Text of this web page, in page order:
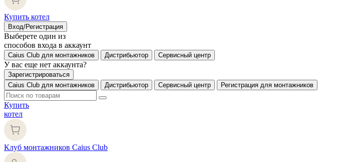
Купить котел
Вход/Регистрация
Выберете один из
способов входа в аккаунт
Caius Club для монтажников Дистрибьютор Сервисный центр
У вас еще нет аккаунта?
Зарегистрироваться
Caius Club для монтажников
Дистрибьютор Сервисный центр Регистрация для монтажников
Купить
котел
Клуб монтажников Caius Club